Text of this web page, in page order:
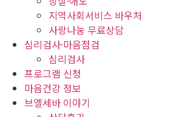
지역사회서비스 바우처
사랑나눔 무료상담
심리검사·마음점검
심리검사
프로그램 신청
마음건강 정보
브엘세바 이야기